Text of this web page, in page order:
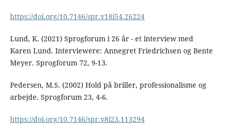
https://doi.org/10.7146/spr.v18i54.26224
Lund, K. (2021) Sprogforum i 26 år - et interview med
Karen Lund. Interviewere: Annegret Friedrichsen og Bente
Meyer. Sprogforum 72, 9-13.
Pedersen, M.S. (2002) Hold på briller, professionalisme og
arbejde. Sprogforum 23, 4-6.
https://doi.org/10.7146/spr.v8i23.113294